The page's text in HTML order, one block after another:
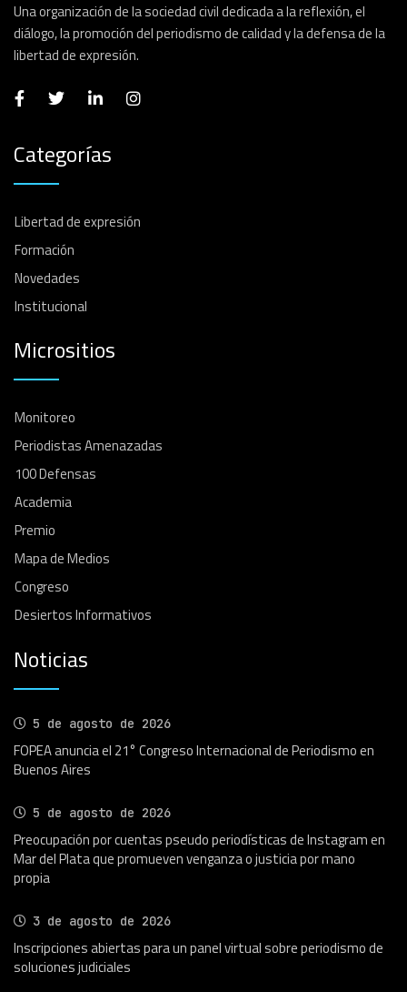
Una organización de la sociedad civil dedicada a la reflexión, el
diálogo, la promoción del periodismo de calidad y la defensa de la
libertad de expresión.
Categorías
Libertad de expresión
Formación
Novedades
Institucional
Micrositios
Monitoreo
Periodistas Amenazadas
100 Defensas
Academia
Premio
Mapa de Medios
Congreso
Desiertos Informativos
Noticias
5 de agosto de 2026
FOPEA anuncia el 21° Congreso Internacional de Periodismo en
Buenos Aires
5 de agosto de 2026
Preocupación por cuentas pseudo periodísticas de Instagram en
Mar del Plata que promueven venganza o justicia por mano
propia
3 de agosto de 2026
Inscripciones abiertas para un panel virtual sobre periodismo de
soluciones judiciales